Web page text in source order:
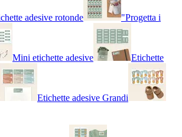
adesive rotonde "Progetta i
Mini etichette adesive Etichette
Etichette adesive Grandi